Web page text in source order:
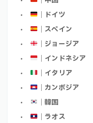
｜ドイツ
｜スペイン
｜ジョージア
｜インドネシア
｜イタリア
｜カンボジア
｜韓国
｜ラオス